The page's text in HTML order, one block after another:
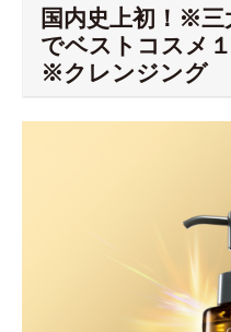
国内史上初！※三
でベストコスメ
※クレンジング